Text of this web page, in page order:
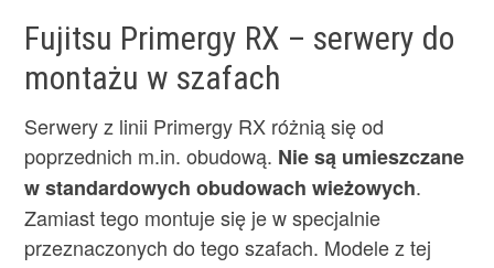
Fujitsu Primergy RX – serwery do
montażu w szafach
Serwery z linii Primergy RX różnią się od
poprzednich m.in. obudową. Nie są umieszczane
w standardowych obudowach wieżowych.
Zamiast tego montuje się je w specjalnie
przeznaczonych do tego szafach. Modele z tej